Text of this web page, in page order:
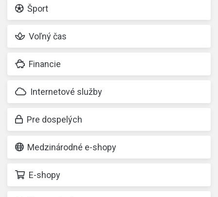
Šport
Voľný čas
Financie
Internetové služby
Pre dospelých
Medzinárodné e-shopy
E-shopy